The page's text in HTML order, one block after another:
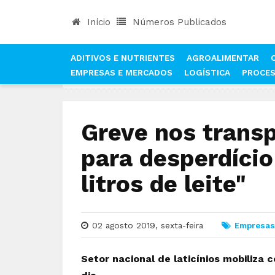
Início Números Publicados
ADITIVOS E NUTRIENTES AGROALIMENTAR
EMPRESAS E MERCADOS
LOGÍSTICA
Greve nos
para
litros de leite"
02 agosto 2019, sexta-feira
Setor nacional de laticínios mobiliza